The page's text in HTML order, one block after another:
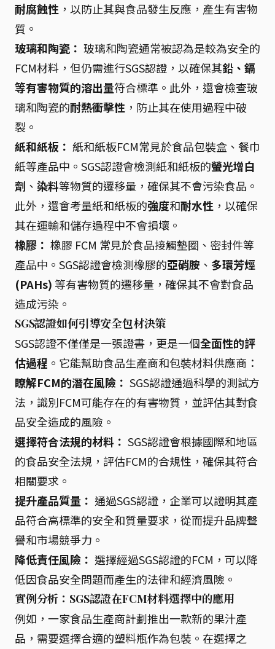
耐腐蝕性 ，以防止其與食品發生反應，產生有害物
質。
玻璃和陶瓷： 玻璃和陶瓷通常被認為是較為安全的
FCM材料，但仍需進行SGS認證，以確保其鉛、鎘
等有害物質的溶出量符合標準。此外，還會檢查玻
璃和陶瓷的耐熱衝擊性 ，防止其在使用過程中破
裂。
紙和紙板： 紙和紙板FCM常見於食品包裝盒、餐巾
紙等產品中。SGS認證會檢測紙和紙板的螢光增白
劑 、 染料等物質的遷移量，確保其不會污染食品。
此外，還會考量紙和紙板的強度和耐水性 ，以確保
其在運輸和儲存過程中不會損壞。
橡膠： 橡膠 FCM 常見於食品接觸墊圈、密封件等
產品中。SGS認證會檢測橡膠的亞硝胺 、 多環芳烴
(PAHs) 等有害物質的遷移量，確保其不會對食品
造成污染。
SGS認證如何引導安全包材決策
SGS認證不僅僅是一張證書，更是一個全面性的評
估過程 。它能幫助食品生產商和包裝材料供應商：
瞭解FCM的潛在風險： SGS認證通過科學的測試方
法，識別FCM可能存在的有害物質，並評估其對食
品安全造成的風險。
選擇符合法規的材料： SGS認證會根據國際和地區
的食品安全法規，評估FCM的合規性，確保其符合
相關要求。
提升產品質量： 通過SGS認證，企業可以證明其產
品符合高標準的安全和質量要求，從而提升品牌聲
譽和市場競爭力。
降低責任風險： 選擇經過SGS認證的FCM，可以降
低因食品安全問題而產生的法律和經濟風險。
實例分析：SGS認證在FCM材料選擇中的應用
例如，一家食品生產商計劃推出一款新的果汁產
品，需要選擇合適的塑料瓶作為包裝。在選擇之